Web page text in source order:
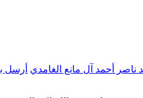
ناصر أحمد آل مانع الغامدي أرسل